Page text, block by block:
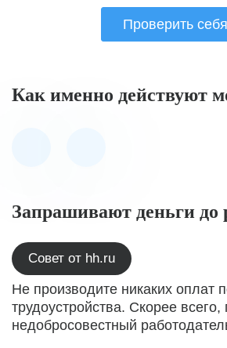
Проверить себя
Как именно действуют
Запрашивают деньги до
Совет от hh.ru
Не производите никаких оплат
трудоустройства. Скорее
недобросовестный